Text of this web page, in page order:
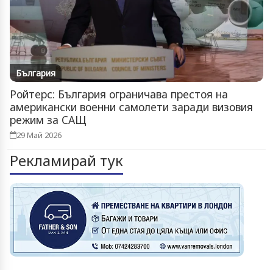
България
Ройтерс: България ограничава престоя на
американски военни самолети заради визовия
режим за САЩ
29 Май 2026
Рекламирай тук